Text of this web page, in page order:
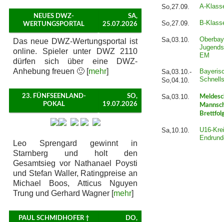
NEUES DWZ-
WERTUNGSPORTAL
SA,
25.07.2026
Das neue DWZ-Wertungsportal ist
online. Spieler unter DWZ 2110
dürfen sich über eine DWZ-
Anhebung freuen 🙂 [mehr]
23. FÜNFSEENLAND-
POKAL
SO,
19.07.2026
Leo Sprengard gewinnt in
Starnberg und holt den
Gesamtsieg vor Nathanael Poysti
und Stefan Waller, Ratingpreise an
Michael Boos, Atticus Nguyen
Trung und Gerhard Wagner [mehr]
PAUL SCHMIDHOFER †
DO,
So,27.09. A-
So,27.09. B-
Sa,03.10.
EM
Sa,03.10.-
So,04.10.
Sa,03.10.
Sa,10.10.
U16-